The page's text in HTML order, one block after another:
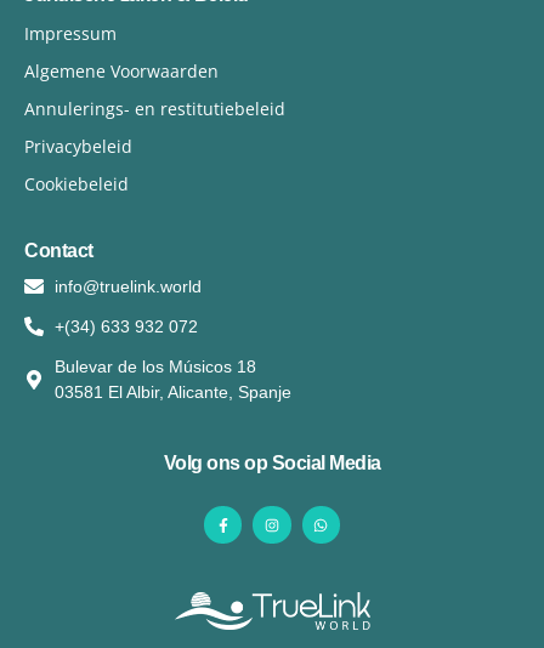
Impressum
Algemene Voorwaarden
Annulerings- en restitutiebeleid
Privacybeleid
Cookiebeleid
Contact
info@truelink.world
+(34) 633 932 072
Bulevar de los Músicos 18
03581 El Albir, Alicante, Spanje
Volg ons op Social Media